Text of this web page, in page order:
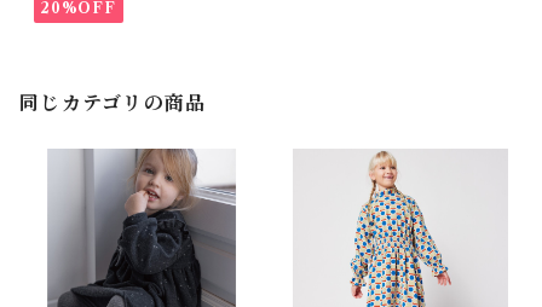
20%OFF
同じカテゴリの商品